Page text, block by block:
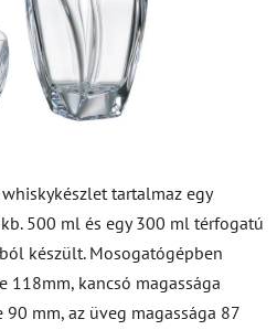
tartalmaz egy
500 ml és egy 300 ml térfogatú
készült. Mosogatógépben
118mm, kancsó magassága
90 mm, az üveg magassága 87